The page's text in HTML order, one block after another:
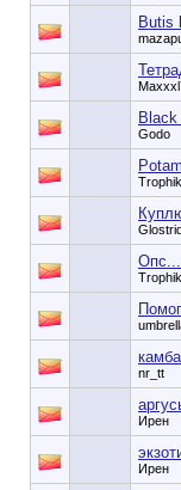
Butis
Godo
nr_tt
Ирен
Ирен